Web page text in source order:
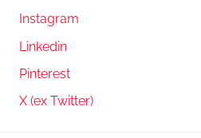
Instagram
Linkedin
Pinterest
X (ex Twitter)